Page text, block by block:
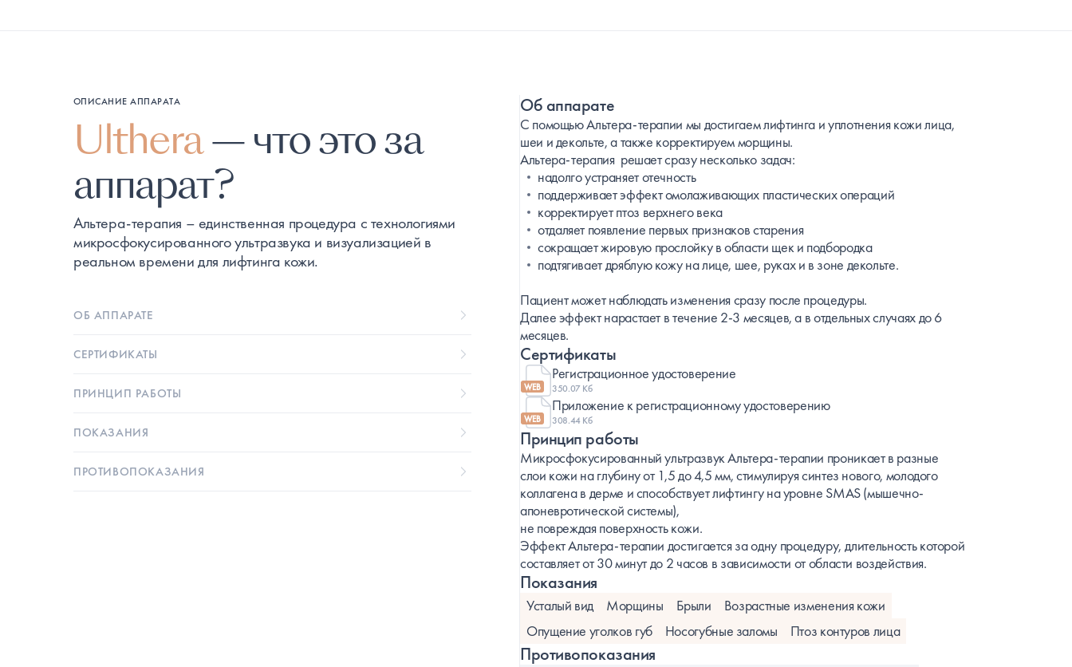
ОПИСАНИЕ АППАРАТА
Ulthera— что это за
аппарат?
Альтера-терапия – единственная процедура с технологиями
микросфокусированного ультразвука и визуализацией в
реальном времени для лифтинга кожи.
ОБ АППАРАТЕ
СЕРТИФИКАТЫ
ПРИНЦИП РАБОТЫ
ПОКАЗАНИЯ
ПРОТИВОПОКАЗАНИЯ
Об аппарате
С помощью Альтера-терапии мы достигаем лифтинга и уплотнения кожи лица,
шеи и декольте, а также корректируем морщины.
Альтера-терапия решает сразу несколько задач:
надолго устраняет отечность
поддерживает эффект омолаживающих пластических операций
корректирует птоз верхнего века
отдаляет появление первых признаков старения
сокращает жировую прослойку в области щек и подбородка
подтягивает дряблую кожу на лице, шее, руках и в зоне декольте.
Пациент может наблюдать изменения сразу после процедуры.
Далее эффект нарастает в течение 2-3 месяцев, а в отдельных случаях до 6
месяцев.
Сертификаты
WEB
Регистрационное удостоверение
350.07 Кб
WEB
Приложение к регистрационному удостоверению
308.44 Кб
Принцип работы
Микросфокусированный ультразвук Альтера-терапии проникает в разные
слои кожи на глубину от 1,5 до 4,5 мм, стимулируя синтез нового, молодого
коллагена в дерме и способствует лифтингу на уровне SMAS (мышечно-
апоневротической системы),
не повреждая поверхность кожи.
Эффект Альтера-терапии достигается за одну процедуру, длительность которой
составляет от 30 минут до 2 часов в зависимости от области воздействия.
Показания
Усталый вид Морщины Брыли
Возрастные изменения кожи
Опущение уголков губ
Носогубные заломы Птоз контуров лица
Противопоказания